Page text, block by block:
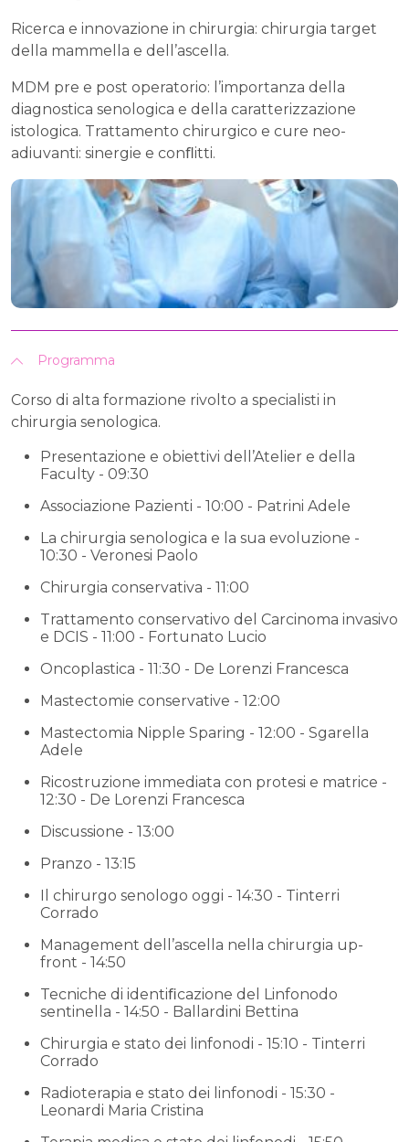
Ricerca e innovazione in chirurgia: chirurgia target
della mammella e dell’ascella.
MDM pre e post operatorio: l’importanza della
diagnostica senologica e della caratterizzazione
istologica. Trattamento chirurgico e cure neo-
adiuvanti: sinergie e conﬂitti.
Programma
Corso di alta formazione rivolto a specialisti in
chirurgia senologica.
Presentazione e obiettivi dell’Atelier e della
Faculty - 09:30
Associazione Pazienti - 10:00 - Patrini Adele
La chirurgia senologica e la sua evoluzione -
10:30 - Veronesi Paolo
Chirurgia conservativa - 11:00
Trattamento conservativo del Carcinoma invasivo
e DCIS - 11:00 - Fortunato Lucio
Oncoplastica - 11:30 - De Lorenzi Francesca
Mastectomie conservative - 12:00
Mastectomia Nipple Sparing - 12:00 - Sgarella
Adele
Ricostruzione immediata con protesi e matrice -
12:30 - De Lorenzi Francesca
Discussione - 13:00
Pranzo - 13:15
Il chirurgo senologo oggi - 14:30 - Tinterri
Corrado
Management dell’ascella nella chirurgia up-
front - 14:50
Tecniche di identiﬁcazione del Linfonodo
sentinella - 14:50 - Ballardini Bettina
Chirurgia e stato dei linfonodi - 15:10 - Tinterri
Corrado
Radioterapia e stato dei linfonodi - 15:30 -
Leonardi Maria Cristina